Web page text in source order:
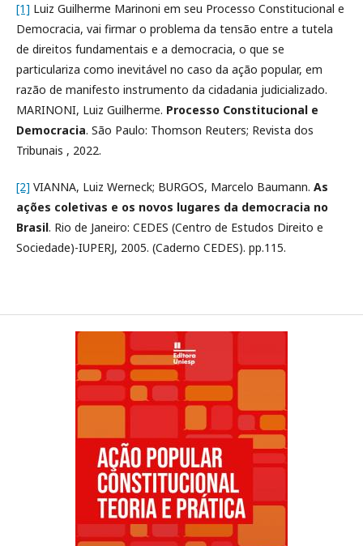
[1] Luiz Guilherme Marinoni em seu Processo Constitucional e
Democracia, vai firmar o problema da tensão entre a tutela
de direitos fundamentais e a democracia, o que se
particulariza como inevitável no caso da ação popular, em
razão de manifesto instrumento da cidadania judicializado.
MARINONI, Luiz Guilherme. Processo Constitucional e
Democracia. São Paulo: Thomson Reuters; Revista dos
Tribunais , 2022.
[2] VIANNA, Luiz Werneck; BURGOS, Marcelo Baumann. As
ações coletivas e os novos lugares da democracia no
Brasil. Rio de Janeiro: CEDES (Centro de Estudos Direito e
Sociedade)-IUPERJ, 2005. (Caderno CEDES). pp.115.